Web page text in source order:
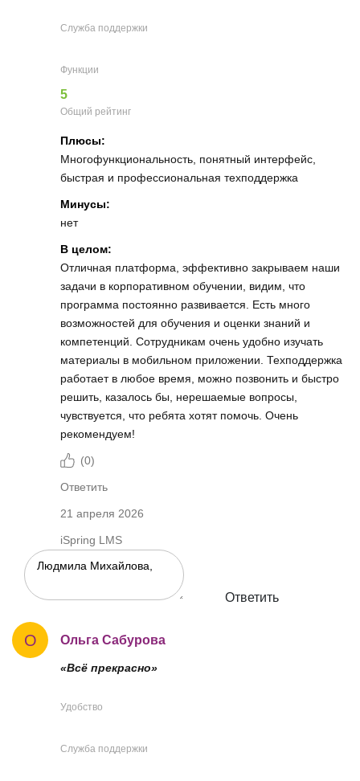
Служба поддержки
Функции
5
Общий рейтинг
Плюсы:
Многофункциональность, понятный интерфейс,
быстрая и профессиональная техподдержка
Минусы:
нет
В целом:
Отличная платформа, эффективно закрываем наши
задачи в корпоративном обучении, видим, что
программа постоянно развивается. Есть много
возможностей для обучения и оценки знаний и
компетенций. Сотрудникам очень удобно изучать
материалы в мобильном приложении. Техподдержка
работает в любое время, можно позвонить и быстро
решить, казалось бы, нерешаемые вопросы,
чувствуется, что ребята хотят помочь. Очень
рекомендуем!
(0)
Ответить
21 апреля 2026
iSpring LMS
Ответить
О Ольга Сабурова
«Всё прекрасно»
Удобство
Служба поддержки